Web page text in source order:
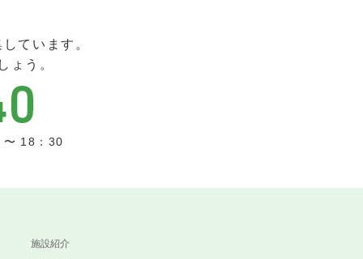
ています。
ょう。
18：30
施設紹介